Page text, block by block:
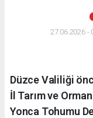
27.06.2026 -
Düzce Valiliği
İl Tarım ve
Yonca Tohumu